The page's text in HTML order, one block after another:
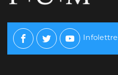
Facebook
TwitterYoutube
Infolettre